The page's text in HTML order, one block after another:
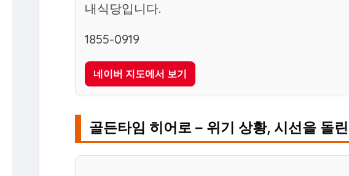
내식당입니다.
1855-0919
네이버 지도에서 보기
골든타임 히어로 – 위기 상황, 시선을 돌린